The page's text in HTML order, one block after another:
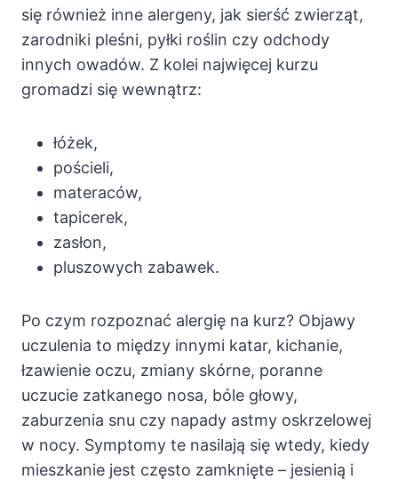
się również inne alergeny, jak sierść zwierząt,
zarodniki pleśni, pyłki roślin czy odchody
innych owadów. Z kolei najwięcej kurzu
gromadzi się wewnątrz:
łóżek,
pościeli,
materaców,
tapicerek,
zasłon,
pluszowych zabawek.
Po czym rozpoznać alergię na kurz? Objawy
uczulenia to między innymi katar, kichanie,
łzawienie oczu, zmiany skórne, poranne
uczucie zatkanego nosa, bóle głowy,
zaburzenia snu czy napady astmy oskrzelowej
w nocy. Symptomy te nasilają się wtedy, kiedy
mieszkanie jest często zamknięte – jesienią i